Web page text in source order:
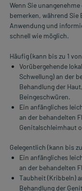
Wenn Sie
bemerken, während Sie
Anwendung und
schnell wie möglich.
Häufig (kann bis zu 1
Vorübergehende
Schwellung) an der
Behandlung der
Beingeschwüren.
Ein anfängliches
an der behandelten
Genitalschleimhaut
Gelegentlich (kann bis
Ein anfängliches
an der behandelten
Taubheit (Kribbeln)
Behandlung der